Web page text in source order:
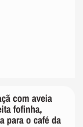
com aveia
fofinha,
para o café da